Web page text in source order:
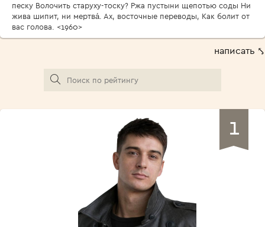
песку Волочить старуху-тоску? Ржа пустыни щепотью соды Ни
жива шипит, ни мертва́. Ах, восточные переводы, Как болит от
вас голова. <1960>
написать ⤣
1